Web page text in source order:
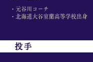
・元谷川コーチ
・北海道大谷室蘭高等学校出身
手